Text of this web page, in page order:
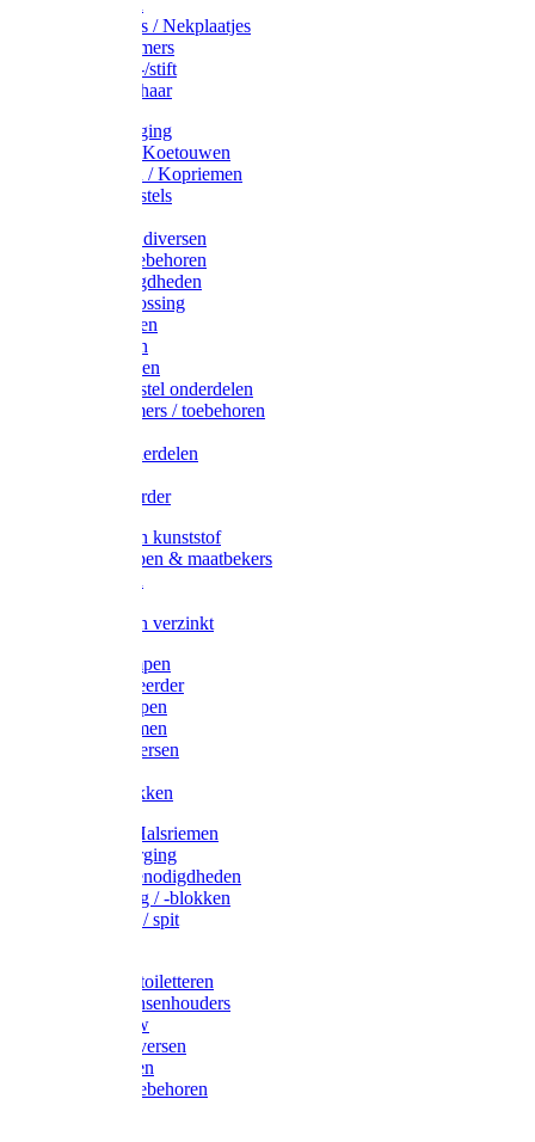
Halsplaatjes / Nekplaatjes
Kokernummers
Merkspray-/stift
Veemerkschaar
Uierverzorging
Halsters & Koetouwen
Halsriemen / Kopriemen
Koerugborstels
Koe / Stier diversen
Melkers toebehoren
Stalbenodigdheden
Kalververlossing
Stierenringen
Onthoornen
Kalverflessen
Koerugborstel onderdelen
Kalveremmers / toebehoren
Koelift onderdelen
Uieronthaarder
Voerbakken kunststof
Voerscheppen & maatbekers
Voerbakken verzinkt
Warmtelampen
Staartcoupeerder
Biggenkappen
Neuskrammen
Varken diversen
Varkensbakken
Halsters / Halsriemen
Hoefverzorging
Lammer benodigdheden
Ramdektuig / -blokken
Vastzetpen / spit
Poetsen & toiletteren
Zadel-/Trensenhouders
Halstertouw
Halsters diversen
Hoofdstellen
Zadel & toebehoren